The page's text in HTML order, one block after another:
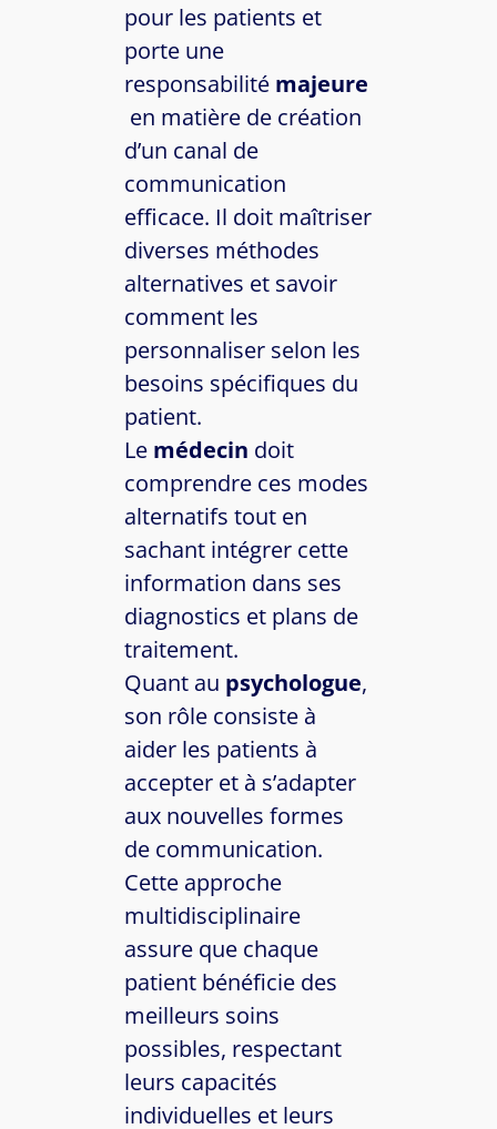
pour les patients et
porte une
responsabilité majeure
en matière de création
d’un canal de
communication
efficace. Il doit maîtriser
diverses méthodes
alternatives et savoir
comment les
personnaliser selon les
besoins spécifiques du
patient.
Le médecin doit
comprendre ces modes
alternatifs tout en
sachant intégrer cette
information dans ses
diagnostics et plans de
traitement.
Quant au psychologue,
son rôle consiste à
aider les patients à
accepter et à s’adapter
aux nouvelles formes
de communication.
Cette approche
multidisciplinaire
assure que chaque
patient bénéficie des
meilleurs soins
possibles, respectant
leurs capacités
individuelles et leurs